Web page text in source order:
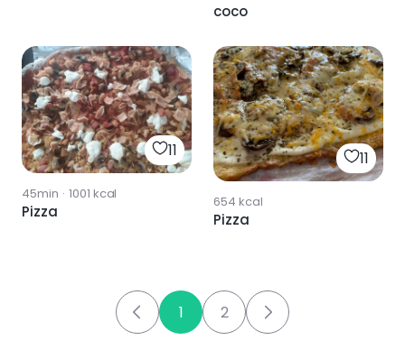
coco
11
45min · 1001 kcal
Pizza
11
654 kcal
Pizza
1 2